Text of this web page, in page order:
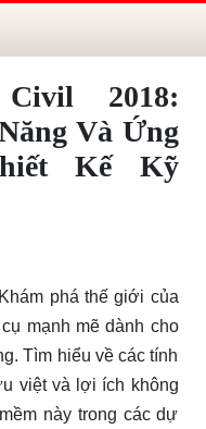
2018:
Và Ứng
Kế Kỹ
phá thế giới của
mạnh mẽ dành cho
Tìm hiểu về các tính
việt và lợi ích không
này trong các dự